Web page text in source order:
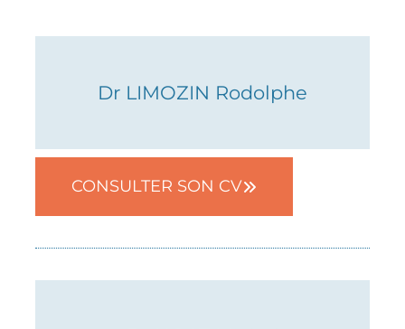
Dr LIMOZIN Rodolphe
05 82 52 36 43
CONSULTER SON CV